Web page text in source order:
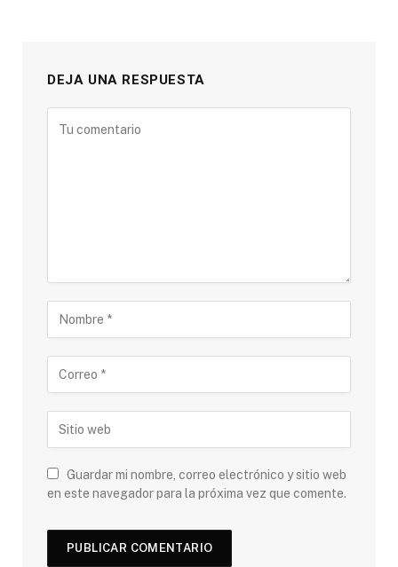
DEJA UNA RESPUESTA
Guardar mi nombre, correo electrónico y sitio web
en este navegador para la próxima vez que comente.